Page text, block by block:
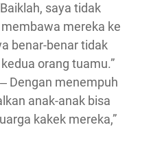
saya tidak
mereka ke
benar-benar tidak
orang tuamu.”
Dengan menempuh
anak-anak bisa
kakek mereka,”